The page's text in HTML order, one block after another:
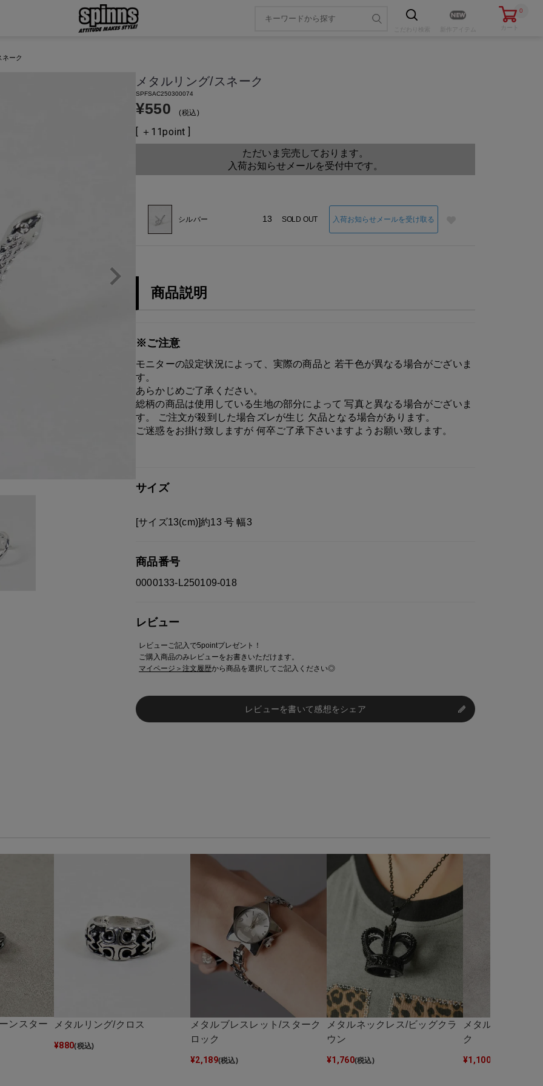
0
カート
ーク
メタルリング/スネーク
SPFSAC250300074
¥550 税込
[ ＋ 11point ]
ただいま完売しております。
入荷お知らせメールを受付中です。
シルバー 13 SOLD OUT 入荷お知らせメールを受け取る
商品説明
※ご注意
モニターの設定状況によって、実際の商品と 若干色が異なる場合がございま
す。
あらかじめご了承ください。
総柄の商品は使用している生地の部分によって 写真と異なる場合がございま
す。 ご注文が殺到した場合ズレが生じ 欠品となる場合があります。
ご迷惑をお掛け致しますが 何卒ご了承下さいますようお願い致します。
サイズ
[サイズ13(cm)]約13 号 幅3
商品番号
0000133-L250109-018
レビュー
レビューご記入で5pointプレゼント！
ご購入商品のみレビューをお書きいただけます。
マイページ＞注文履歴から商品を選択してご記入ください◎
レビューを書いて感想をシェア
ンスター メタルリング/クロス
¥880(税込)
メタルブレスレット/スターク
ロック
¥2,189(税込)
メタルネックレス/ビッグクラ
ウン
¥1,760(税込)
メタルリング/ス
ク
¥1,100